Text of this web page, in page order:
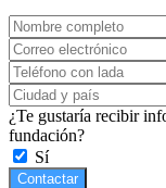
¿Te gustaría recibir
fundación?
Sí
Contactar